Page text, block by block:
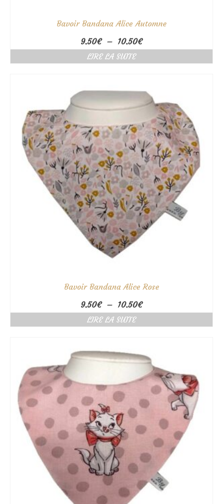
Bavoir Bandana Alice Automne
9.50€ – 10.50€Plage
de
10.50€
LIRE LA SUITE
Bavoir Bandana Alice Rose
9.50€ – 10.50€Plage
de
10.50€
LIRE LA SUITE